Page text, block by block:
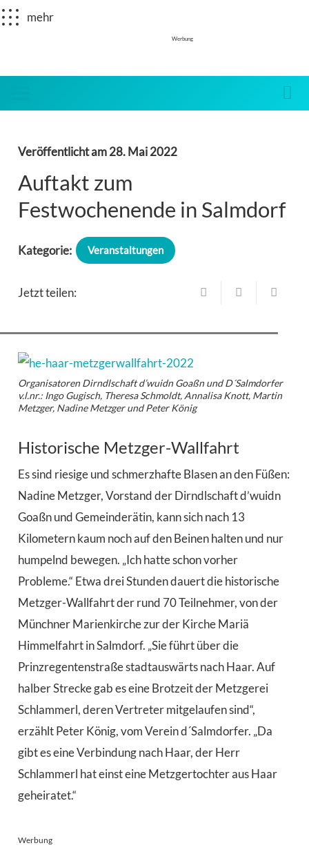
mehr
Werbung
Veröffentlicht am28. Mai 2022
Auftakt zum
Festwochenende in Salmdorf
Kategorie: Veranstaltungen
Jetzt teilen:
Organisatoren Dirndlschaft d’wuidn Goaßn und D´Salmdorfer
v.l.nr.: Ingo Gugisch, Theresa Schmoldt, Annalisa Knott, Martin
Metzger, Nadine Metzger und Peter König
Historische Metzger-Wallfahrt
Es sind riesige und schmerzhafte Blasen an den Füßen:
Nadine Metzger, Vorstand der Dirndlschaft d’wuidn
Goaßn und Gemeinderätin, kann sich nach 13
Kilometern kaum noch auf den Beinen halten und nur
humpelnd bewegen. „Ich hatte schon vorher
Probleme.“ Etwa drei Stunden dauert die historische
Metzger-Wallfahrt der rund 70 Teilnehmer, von der
Münchner Marienkirche zur der Kirche Mariä
Himmelfahrt in Salmdorf. „Sie führt über die
Prinzregentenstraße stadtauswärts nach Haar. Auf
halber Strecke gab es eine Brotzeit der Metzgerei
Schlammerl, deren Vertreter mitgelaufen sind“,
erzählt Peter König, vom Verein d´Salmdorfer. „Da
gibt es eine Verbindung nach Haar, der Herr
Schlammerl hat einst eine Metzgertochter aus Haar
geheiratet.“
Werbung